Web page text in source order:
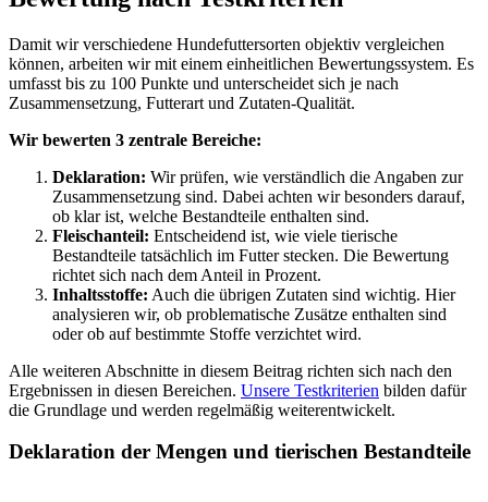
Damit wir verschiedene Hundefuttersorten objektiv vergleichen
können, arbeiten wir mit einem einheitlichen Bewertungssystem. Es
umfasst bis zu 100 Punkte und unterscheidet sich je nach
Zusammensetzung, Futterart und Zutaten-Qualität.
Wir bewerten 3 zentrale Bereiche:
Deklaration: Wir prüfen, wie verständlich die Angaben zur
Zusammensetzung sind. Dabei achten wir besonders darauf,
ob klar ist, welche Bestandteile enthalten sind.
Fleischanteil: Entscheidend ist, wie viele tierische
Bestandteile tatsächlich im Futter stecken. Die Bewertung
richtet sich nach dem Anteil in Prozent.
Inhaltsstoffe: Auch die übrigen Zutaten sind wichtig. Hier
analysieren wir, ob problematische Zusätze enthalten sind
oder ob auf bestimmte Stoffe verzichtet wird.
Alle weiteren Abschnitte in diesem Beitrag richten sich nach den
Ergebnissen in diesen Bereichen. Unsere Testkriterien bilden dafür
die Grundlage und werden regelmäßig weiterentwickelt.
Deklaration der Mengen und tierischen Bestandteile